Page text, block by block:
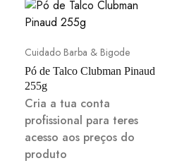
Cuidado Barba & Bigode
Pó de Talco Clubman Pinaud
255g
Cria a tua conta
profissional para teres
acesso aos preços do
produto